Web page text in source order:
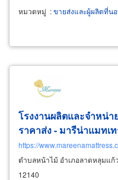
บอลเนลสปริง ยางพารา ฟองน้ำอั
แบบหุ้มผ้าและแบบหุ้ม pvc ขา
หมวดหมู่ :ขายส่งและผู้ผลิตที่น
โรงงานผลิตและจำหน่า
ราคาส่ง - มารีน่าแมทเ
https://
ตำบลหน้าไม้ อำเภอลาดหลุมแ
12140